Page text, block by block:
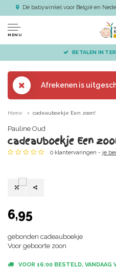
Dé babywinkel voor België en
MENU
BETALEN IN
Afrekenen is
Home cadeauboekje Een zoon!
Pauline Oud
cadeauboekje Een
0 klantervaringen - je
6,95
gebonden cadeauboekje
Voor geboorte zoon
VOOR 16:00 BESTELD, VANDAAG